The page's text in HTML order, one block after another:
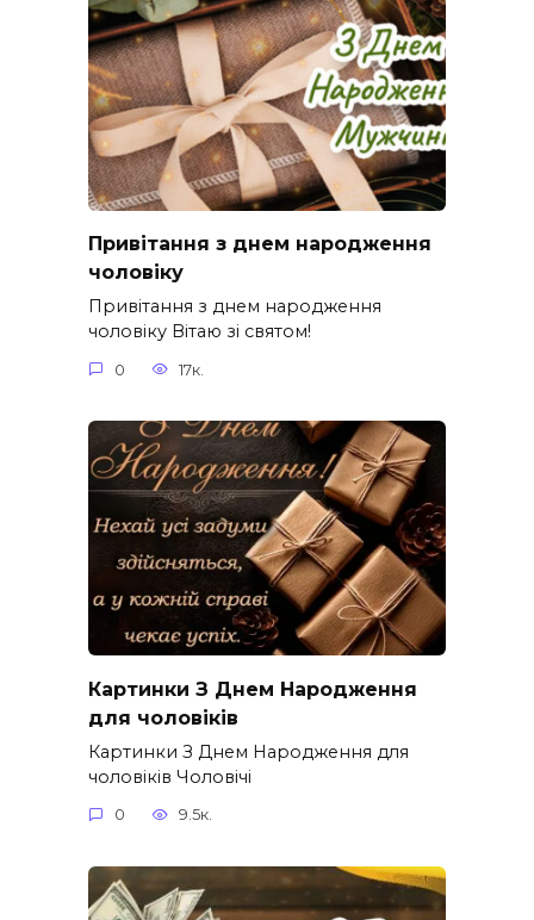
Привітання з днем народження
чоловіку
Привітання з днем народження
чоловіку Вітаю зі святом!
0 17к.
Картинки З Днем Народження
для чоловіків​
Картинки З Днем Народження для
чоловіків​ Чоловічі
0 9.5к.